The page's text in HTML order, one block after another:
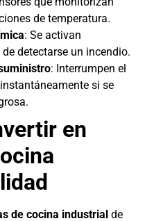
de temperatura.
: Se activan
detectarse un incendio.
: Interrumpen el
si se
en
de cocina industrial de